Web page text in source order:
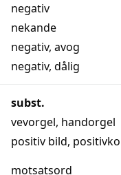
negativ
nekande
negativ, avog
negativ, dålig
subst.
vevorgel, handorgel
positiv bild,
motsatsord